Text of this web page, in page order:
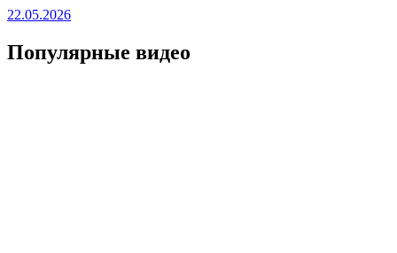
22.05.2026
Популярные видео